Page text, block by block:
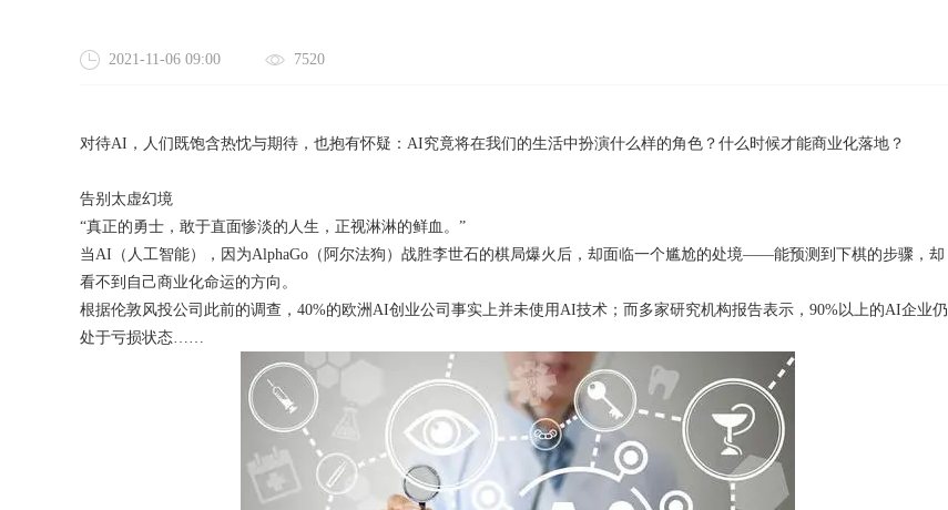
2021-11-06 09:00 7520
对待AI，人们既饱含热忱与期待，也抱有怀疑：AI究竟将在我们的生活中扮演什么样的角色？什么时候才能商业化落地？
告别太虚幻境
“真正的勇士，敢于直面惨淡的人生，正视淋淋的鲜血。”
当AI（人工智能），因为AlphaGo（阿尔法狗）战胜李世石的棋局爆火后，却面临一个尴尬的处境——能预测到下棋的步骤，却
看不到自己商业化命运的方向。
根据伦敦风投公司此前的调查，40%的欧洲AI创业公司事实上并未使用AI技术；而多家研究机构报告表示，90%以上的AI企业仍
处于亏损状态……
获得产品报价方案
1万个想法不如1次的方案落地